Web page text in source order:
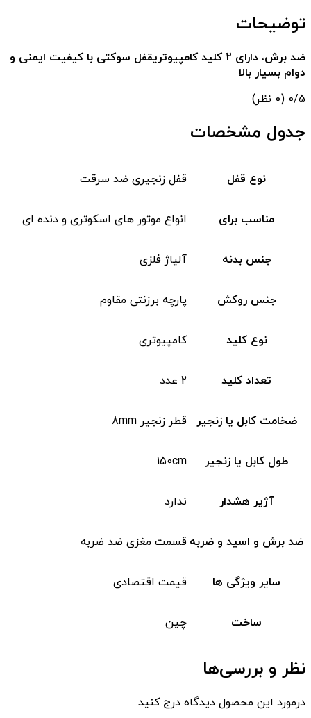
توضیحات
ضد برش، دارای 2 کلید کامپیوتریقفل سوکتی با کیفیت ایمنی و
دوام بسیار بالا
‫0/5 ‫(0 نظر)
جدول مشخصات
نوع قفل قفل زنجیری ضد سرقت
مناسب برای انواع موتور های اسکوتری و دنده ای
جنس بدنه آلیاژ فلزی
جنس روکش پارچه برزنتی مقاوم
نوع کلید کامپیوتری
تعداد کلید 2 عدد
ضخامت کابل یا زنجیر قطر زنجیر 8mm
طول کابل یا زنجیر 150cm
آژیر هشدار ندارد
ضد برش و اسید و ضربه قسمت مغزی ضد ضربه
سایر ویژگی ها قیمت اقتصادی
ساخت چین
نظر و بررسی‌ها
درمورد این محصول دیدگاه درج کنید.